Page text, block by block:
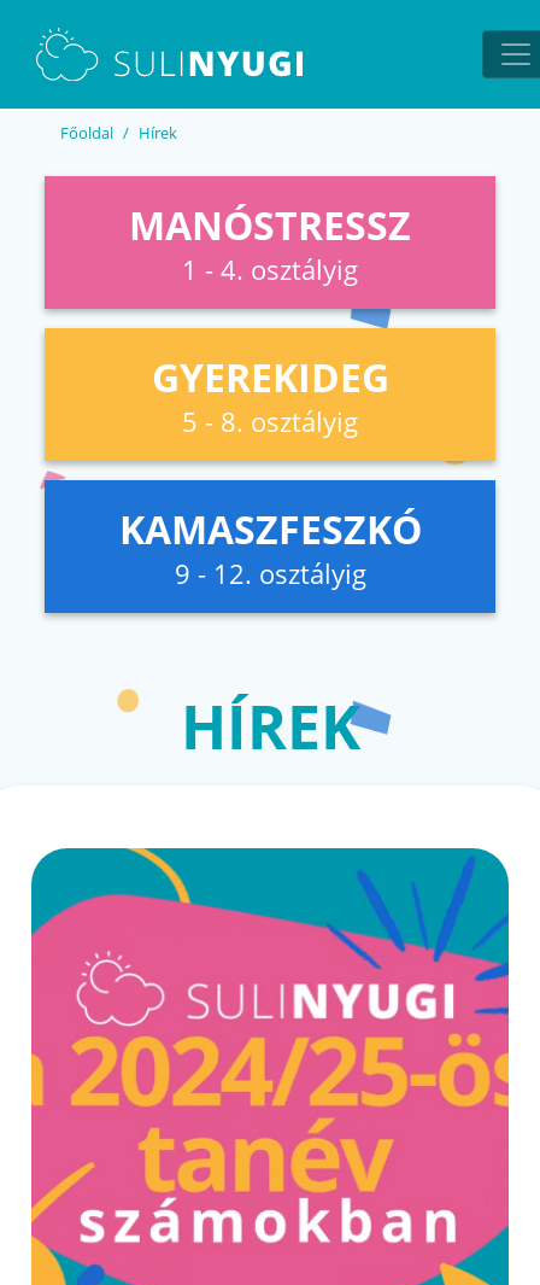
Főoldal Hírek
MANÓSTRESSZ
1 - 4. osztályig
GYEREKIDEG
5 - 8. osztályig
KAMASZFESZKÓ
9 - 12. osztályig
HÍREK